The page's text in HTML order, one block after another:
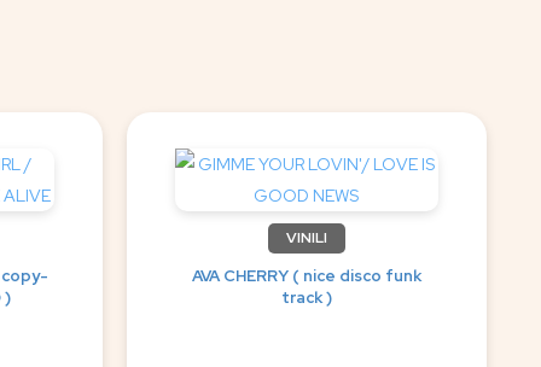
copy-
)
VINILI
AVA CHERRY ( nice disco funk
track )